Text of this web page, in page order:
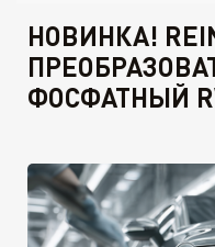
НОВИНКА!
ФОСФАТНЫЙ